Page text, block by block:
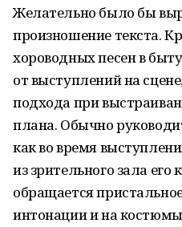
Желательно было бы
произношение текста.
хороводных песен в
от выступлений на
подхода при
плана. Обычно
как во время
из зрительного зала его
обращается
интонации и на